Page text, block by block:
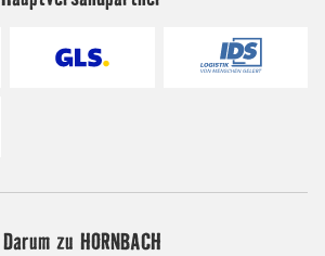
Darum zu HORNBACH